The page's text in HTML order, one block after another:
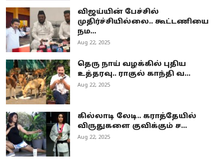
விஜய்யின் பேச்சில்
முதிர்ச்சியில்லை.. கூட்டணியை
நம...
Aug 22, 2025
தெரு நாய் வழக்கில் புதிய
உத்தரவு.. ராகுல் காந்தி வ...
Aug 22, 2025
கில்லாடி லேடி.. கராத்தேயில்
விருதுகளை குவிக்கும் ச...
Aug 22, 2025